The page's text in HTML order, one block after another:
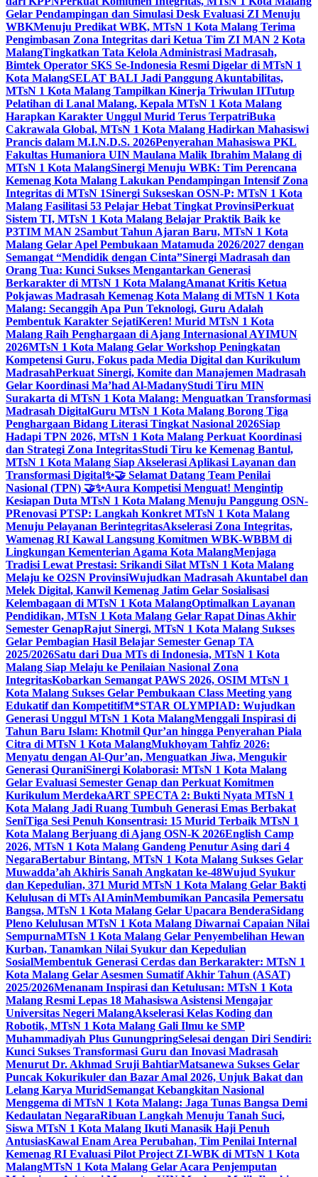
Gelar Pendampingan dan Simulasi Desk Evaluasi ZI Menuju
WBKMenuju Predikat WBK, MTsN 1 Kota Malang Terima
Pengimbasan Zona Integritas dari Ketua Tim ZI MAN 2 Kota
MalangTingkatkan Tata Kelola Administrasi Madrasah,
Bimtek Operator SKS Se-Indonesia Resmi Digelar di MTsN 1
Kota MalangSELAT BALI Jadi Panggung Akuntabilitas,
MTsN 1 Kota Malang Tampilkan Kinerja Triwulan IITutup
Pelatihan di Lanal Malang, Kepala MTsN 1 Kota Malang
Harapkan Karakter Unggul Murid Terus TerpatriBuka
Cakrawala Global, MTsN 1 Kota Malang Hadirkan Mahasiswi
Prancis dalam M.I.N.D.S. 2026Penyerahan Mahasiswa PKL
Fakultas Humaniora UIN Maulana Malik Ibrahim Malang di
MTsN 1 Kota MalangSinergi Menuju WBK: Tim Perencana
Kemenag Kota Malang Lakukan Pendampingan Intensif Zona
Integritas di MTsN 1Sinergi Sukseskan OSN-P: MTsN 1 Kota
Malang Fasilitasi 53 Pelajar Hebat Tingkat ProvinsiPerkuat
Sistem TI, MTsN 1 Kota Malang Belajar Praktik Baik ke
P3TIM MAN 2Sambut Tahun Ajaran Baru, MTsN 1 Kota
Malang Gelar Apel Pembukaan Matamuda 2026/2027 dengan
Semangat “Mendidik dengan Cinta”Sinergi Madrasah dan
Orang Tua: Kunci Sukses Mengantarkan Generasi
Berkarakter di MTsN 1 Kota MalangAmanat Kritis Ketua
Pokjawas Madrasah Kemenag Kota Malang di MTsN 1 Kota
Malang: Secanggih Apa Pun Teknologi, Guru Adalah
Pembentuk Karakter SejatiKeren! Murid MTsN 1 Kota
Malang Raih Penghargaan di Ajang Internasional AYIMUN
2026MTsN 1 Kota Malang Gelar Workshop Peningkatan
Kompetensi Guru, Fokus pada Media Digital dan Kurikulum
MadrasahPerkuat Sinergi, Komite dan Manajemen Madrasah
Gelar Koordinasi Ma’had Al-MadanyStudi Tiru MIN
Surakarta di MTsN 1 Kota Malang: Menguatkan Transformasi
Madrasah DigitalGuru MTsN 1 Kota Malang Borong Tiga
Penghargaan Bidang Literasi Tingkat Nasional 2026Siap
Hadapi TPN 2026, MTsN 1 Kota Malang Perkuat Koordinasi
dan Strategi Zona IntegritasStudi Tiru ke Kemenag Bantul,
MTsN 1 Kota Malang Siap Akselerasi Aplikasi Layanan dan
Transformasi Digital✨🤝 Selamat Datang Team Penilai
Nasional (TPN) 🤝✨Aura Kompetisi Menguat! Mengintip
Kesiapan Duta MTsN 1 Kota Malang Menuju Panggung OSN-
PRenovasi PTSP: Langkah Konkret MTsN 1 Kota Malang
Menuju Pelayanan BerintegritasAkselerasi Zona Integritas,
Wamenag RI Kawal Langsung Komitmen WBK-WBBM di
Lingkungan Kementerian Agama Kota MalangMenjaga
Tradisi Lewat Prestasi: Srikandi Silat MTsN 1 Kota Malang
Melaju ke O2SN ProvinsiWujudkan Madrasah Akuntabel dan
Melek Digital, Kanwil Kemenag Jatim Gelar Sosialisasi
Kelembagaan di MTsN 1 Kota MalangOptimalkan Layanan
Pendidikan, MTsN 1 Kota Malang Gelar Rapat Dinas Akhir
Semester GenapRajut Sinergi, MTsN 1 Kota Malang Sukses
Gelar Pembagian Hasil Belajar Semester Genap TA
2025/2026Satu dari Dua MTs di Indonesia, MTsN 1 Kota
Malang Siap Melaju ke Penilaian Nasional Zona
IntegritasKobarkan Semangat PAWS 2026, OSIM MTsN 1
Kota Malang Sukses Gelar Pembukaan Class Meeting yang
Edukatif dan KompetitifM*STAR OLYMPIAD: Wujudkan
Generasi Unggul MTsN 1 Kota MalangMenggali Inspirasi di
Tahun Baru Islam: Khotmil Qur’an hingga Penyerahan Piala
Citra di MTsN 1 Kota MalangMukhoyam Tahfiz 2026:
Menyatu dengan Al-Qur’an, Menguatkan Jiwa, Mengukir
Generasi QuraniSinergi Kolaborasi: MTsN 1 Kota Malang
Gelar Evaluasi Semester Genap dan Perkuat Komitmen
Kurikulum MerdekaART SPECTA 2: Bukti Nyata MTsN 1
Kota Malang Jadi Ruang Tumbuh Generasi Emas Berbakat
SeniTiga Sesi Penuh Konsentrasi: 15 Murid Terbaik MTsN 1
Kota Malang Berjuang di Ajang OSN-K 2026English Camp
2026, MTsN 1 Kota Malang Gandeng Penutur Asing dari 4
NegaraBertabur Bintang, MTsN 1 Kota Malang Sukses Gelar
Muwadda’ah Akhiris Sanah Angkatan ke-48Wujud Syukur
dan Kepedulian, 371 Murid MTsN 1 Kota Malang Gelar Bakti
Kelulusan di MTs Al AminMembumikan Pancasila Pemersatu
Bangsa, MTsN 1 Kota Malang Gelar Upacara BenderaSidang
Pleno Kelulusan MTsN 1 Kota Malang Diwarnai Capaian Nilai
SempurnaMTsN 1 Kota Malang Gelar Penyembelihan Hewan
Kurban, Tanamkan Nilai Syukur dan Kepedulian
SosialMembentuk Generasi Cerdas dan Berkarakter: MTsN 1
Kota Malang Gelar Asesmen Sumatif Akhir Tahun (ASAT)
2025/2026Menanam Inspirasi dan Ketulusan: MTsN 1 Kota
Malang Resmi Lepas 18 Mahasiswa Asistensi Mengajar
Universitas Negeri MalangAkselerasi Kelas Koding dan
Robotik, MTsN 1 Kota Malang Gali Ilmu ke SMP
Muhammadiyah Plus GunungpringSelesai dengan Diri Sendiri:
Kunci Sukses Transformasi Guru dan Inovasi Madrasah
Menurut Dr. Akhmad Sruji BahtiarMatsanewa Sukses Gelar
Puncak Kokurikuler dan Bazar Amal 2026, Unjuk Bakat dan
Lelang Karya MuridSemangat Kebangkitan Nasional
Menggema di MTsN 1 Kota Malang: Jaga Tunas Bangsa Demi
Kedaulatan NegaraRibuan Langkah Menuju Tanah Suci,
Siswa MTsN 1 Kota Malang Ikuti Manasik Haji Penuh
AntusiasKawal Enam Area Perubahan, Tim Penilai Internal
Kemenag RI Evaluasi Pilot Project ZI-WBK di MTsN 1 Kota
MalangMTsN 1 Kota Malang Gelar Acara Penjemputan